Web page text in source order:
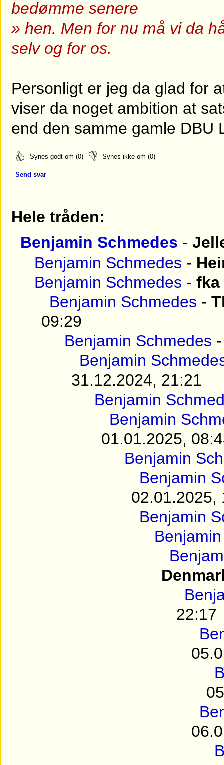
bedømme senere
» hen. Men for nu må vi da
selv og for os.
Personligt er jeg da glad for
viser da noget ambition at
end den samme gamle DBU
Synes godt om (0) Synes ikke om (0)
Send svar
Hele tråden:
Benjamin Schmedes -
Benjamin Schmedes -
Benjamin Schmedes - fka
Benjamin Schmedes -
09:29
Benjamin Schmedes
Benjamin
31.12.2024, 21:21
Benjamin
Benjamin
01.01.2025,
Benjamin
Benjamin
02.01.2025,
Benjamin
22:17